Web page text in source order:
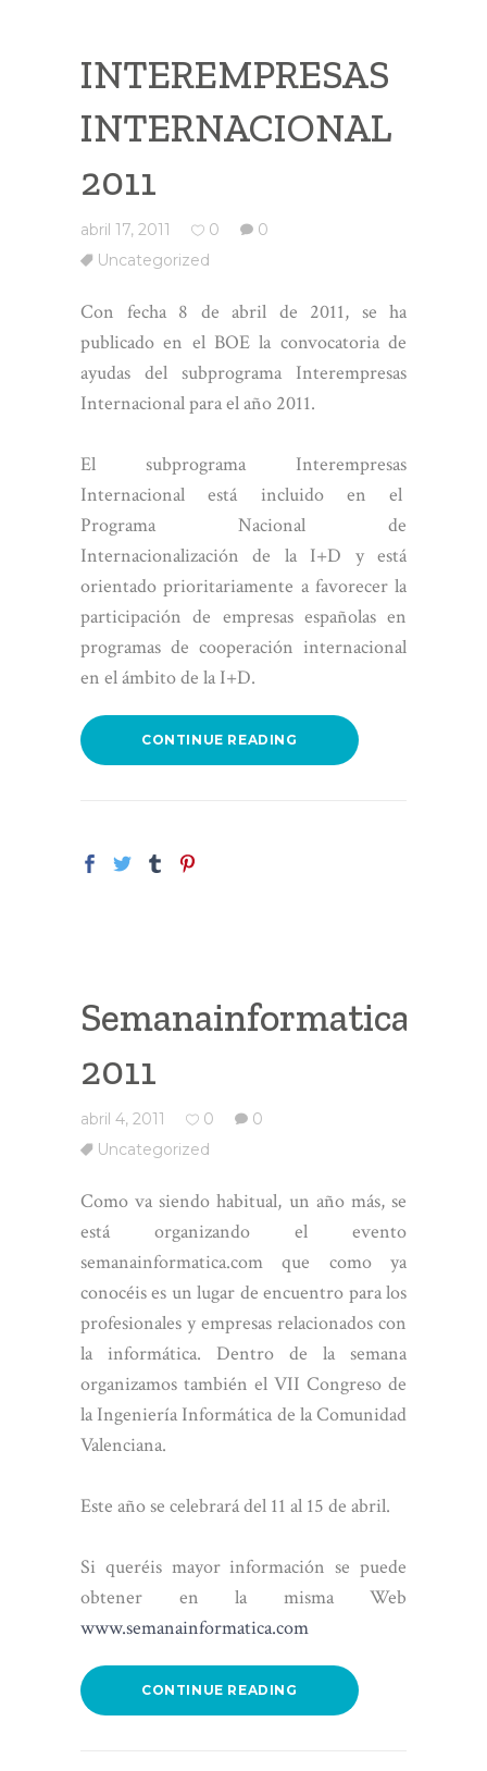
INTEREMPRESAS
INTERNACIONAL
2011
abril 17, 2011 0
0
Uncategorized
Con fecha 8 de abril de 2011, se ha
publicado en el BOE la convocatoria de
ayudas del subprograma Interempresas
Internacional para el año 2011.
El subprograma Interempresas
Internacional está incluido en el
Programa Nacional de
Internacionalización de la I+D y está
orientado prioritariamente a favorecer la
participación de empresas españolas en
programas de cooperación internacional
en el ámbito de la I+D.
CONTINUE READING
2011
abril 4, 2011 0
0
Uncategorized
Como va siendo habitual, un año más, se
está organizando el evento
semanainformatica.com que como ya
conocéis es un lugar de encuentro para los
profesionales y empresas relacionados con
la informática. Dentro de la semana
organizamos también el VII Congreso de
la Ingeniería Informática de la Comunidad
Valenciana.
Este año se celebrará del 11 al 15 de abril.
Si queréis mayor información se puede
obtener en la misma Web
www.semanainformatica.com
CONTINUE READING